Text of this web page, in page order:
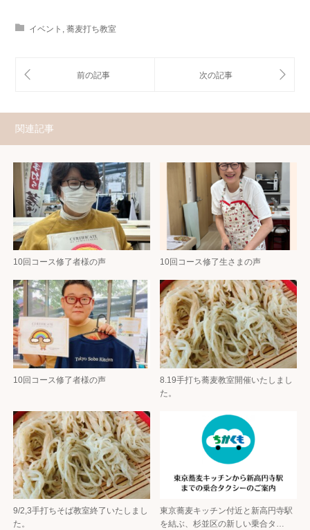
イベント , 蕎麦打ち教室
関連記事
10回コース修了者様の声 10回コース修了生さまの声
10回コース修了者様の声
8.19手打ち蕎麦教室開催いたしまし
た。
9/2,3手打ちそば教室終了いたしまし
た。
東京蕎麦キッチン付近と新高円寺駅
を結ぶ、杉並区の新しい乗合タ…